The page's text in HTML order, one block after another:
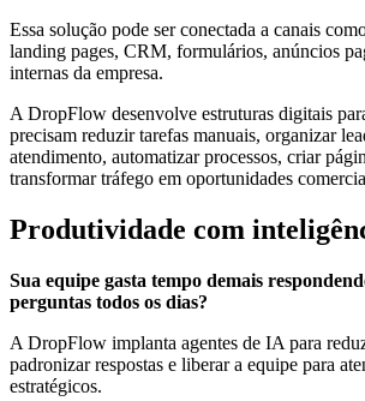
Essa solução pode ser conectada a canais
landing pages, CRM, formulários, anúncios
internas da empresa.
A DropFlow desenvolve estruturas digitais
precisam reduzir tarefas manuais, organizar
atendimento, automatizar processos, criar
transformar tráfego em oportunidades
Produtividade com
Sua equipe gasta tempo demais
perguntas todos os dias?
A DropFlow implanta agentes de IA para
padronizar respostas e liberar a equipe para
estratégicos.